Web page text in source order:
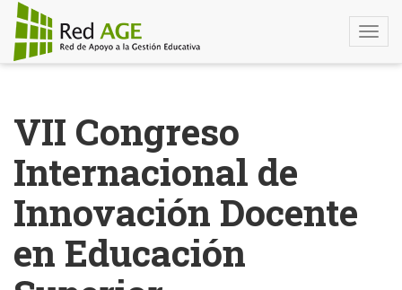
contenido
principal
VII Congreso
Internacional de
Innovación Docente
en Educación